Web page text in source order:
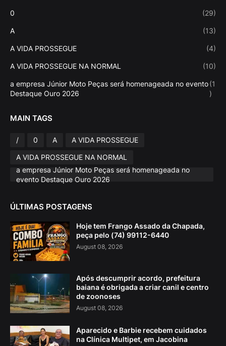
0 (29)
A (13)
A VIDA PROSSEGUE (4)
A VIDA PROSSEGUE NA NORMAL (10)
a empresa Júnior Moto Peças será homenageada no evento
Destaque Ouro 2026
(1
)
MAIN TAGS
/ 0 A
A VIDA PROSSEGUE
A VIDA PROSSEGUE NA NORMAL
a empresa Júnior Moto Peças será homenageada no
evento Destaque Ouro 2026
ÚLTIMAS POSTAGENS
Hoje tem Frango Assado da Chapada,
peça pelo (74) 99112-6440
August 08, 2026
Após descumprir acordo, prefeitura
baiana é obrigada a criar canil e centro
de zoonoses
August 08, 2026
Aparecido e Barbie recebem cuidados
na Clínica Multipet, em Jacobina